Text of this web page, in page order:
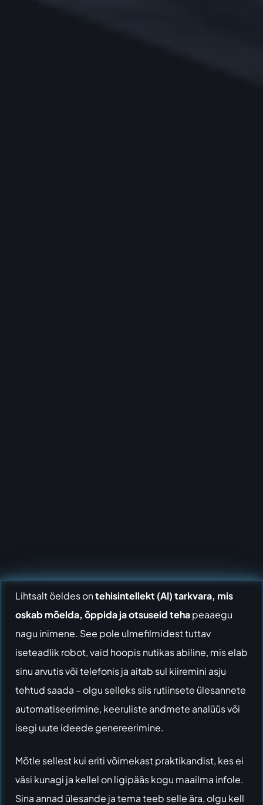
Lihtsalt öeldes ontehisintellekt (AI) tarkvara, mis
oskab mõelda, õppida ja otsuseid tehapeaaegu
nagu inimene. See pole ulmefilmidest tuttav
iseteadlik robot, vaid hoopis nutikas abiline, mis elab
sinu arvutis või telefonis ja aitab sul kiiremini asju
tehtud saada – olgu selleks siis rutiinsete ülesannete
automatiseerimine, keeruliste andmete analüüs või
isegi uute ideede genereerimine.
Mõtle sellest kui eriti võimekast praktikandist, kes ei
väsi kunagi ja kellel on ligipääs kogu maailma infole.
Sina annad ülesande ja tema teeb selle ära, olgu kell